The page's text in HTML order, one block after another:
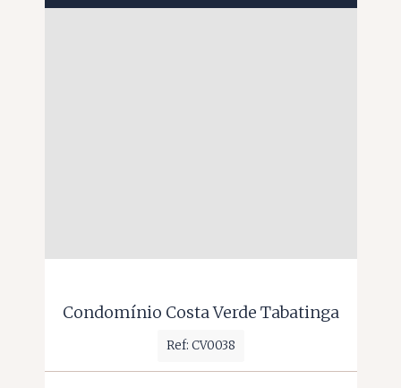
Condomínio Costa Verde Tabatinga
Ref: CV0038